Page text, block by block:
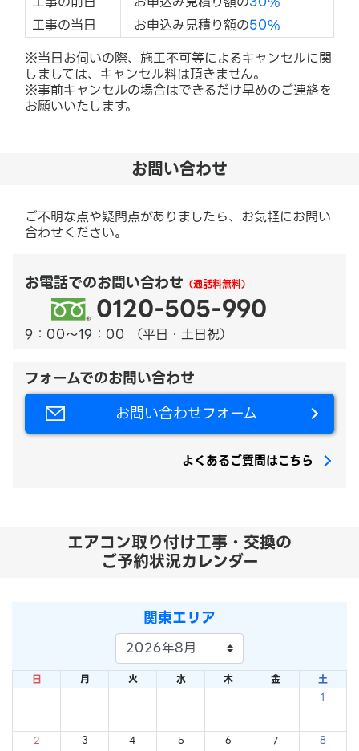
工事の当日
お申込み見積り額の50%
※当日お伺いの際、施工不可等によるキャンセルに関
しましては、キャンセル料は頂きません。
※事前キャンセルの場合はできるだけ早めのご連絡を
お願いいたします。
お問い合わせ
ご不明な点や疑問点がありましたら、お気軽にお問い
合わせください。
お電話でのお問い合わせ （通話料無料）
0120-505-990
9：00～19：00 （平日・土日祝）
フォームでのお問い合わせ
お問い合わせフォーム
よくあるご質問はこちら
エアコン取り付け工事・交換の
ご予約状況カレンダー
関東エリア
日 月 火 水 木 金
土
1
2 3 4 5 6 7 8